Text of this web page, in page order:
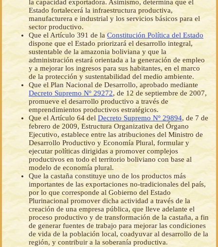
la capacidad exportadora. Asimismo, determina que el
Estado fortalecerá la infraestructura productiva,
manufacturera e industrial y los servicios básicos para el
sector productivo.
Que el Artículo 391 de la Constitución Política del Estado
dispone que el Estado priorizará el desarrollo integral,
sustentable de la amazonia boliviana y que la
administración estará orientada a la generación de empleo
y a mejorar los ingresos para sus habitantes, en el marco
de la protección y sustentabilidad del medio ambiente.
Que el Plan Nacional de Desarrollo, aprobado mediante
Decreto Supremo Nº 29272, de 12 de septiembre de 2007,
promueve el desarrollo productivo a través de
emprendimientos productivos estratégicos.
Que el Artículo 64 del Decreto Supremo Nº 29894, de 7 de
febrero de 2009, Estructura Organizativa del Órgano
Ejecutivo, establece entre las atribuciones del Ministro de
Desarrollo Productivo y Economía Plural, formular y
ejecutar políticas dirigidas a promover complejos
productivos en todo el territorio boliviano con base al
modelo de economía plural.
Que la castaña constituye uno de los productos más
importantes de las exportaciones no-tradicionales del país,
por lo que corresponde al Gobierno del Estado
Plurinacional promover dicha actividad a través de la
creación de una empresa pública, que lleve adelante el
proceso productivo y de transformación de la castaña, a fin
de generar fuentes de trabajo para mejorar las condiciones
de vida de la población local, coadyuvar al desarrollo de la
región, y contribuir a la soberanía productiva.